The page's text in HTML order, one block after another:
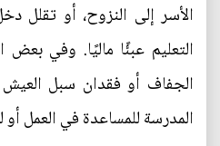
الأسر إلى النزوح، أو تقلل
التعليم عبئًا ماليًا. وفي بعض
الجفاف أو فقدان سبل
المدرسة للمساعدة في العمل أو